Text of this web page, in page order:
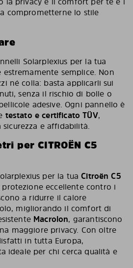
comprometterne lo stile
Solarplexius per la tua
estremamente semplice. Non
né colla: basta applicarli sui
senza il rischio di bolle o
adesive. Ogni pannello è
testato e certificato TÜV,
e affidabilità.
per CITROËN C5
per la tuaCitroën C5
eccellente contro i
a ridurre il calore
migliorando il comfort di
Macrolon, garantiscono
maggiore privacy. Con oltre
in tutta Europa,
ideale per chi cerca qualità e